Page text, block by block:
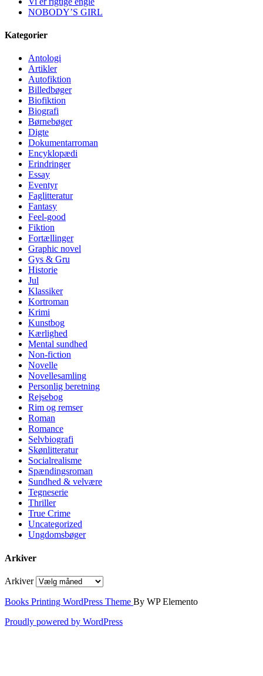
NOBODY’S GIRL
Kategorier
Antologi
Artikler
Autofiktion
Billedbøger
Biofiktion
Biografi
Børnebøger
Digte
Dokumentarroman
Encyklopædi
Erindringer
Essay
Eventyr
Faglitteratur
Fantasy
Feel-good
Fiktion
Fortællinger
Graphic novel
Gys & Gru
Historie
Jul
Klassiker
Kortroman
Krimi
Kunstbog
Kærlighed
Mental sundhed
Non-fiction
Novelle
Novellesamling
Personlig beretning
Rejsebog
Rim og remser
Roman
Romance
Selvbiografi
Skønlitteratur
Socialrealisme
Spændingsroman
Sundhed & velvære
Tegneserie
Thriller
True Crime
Uncategorized
Ungdomsbøger
Arkiver
Arkiver
Books Printing WordPress Theme By WP Elemento
Proudly powered by WordPress